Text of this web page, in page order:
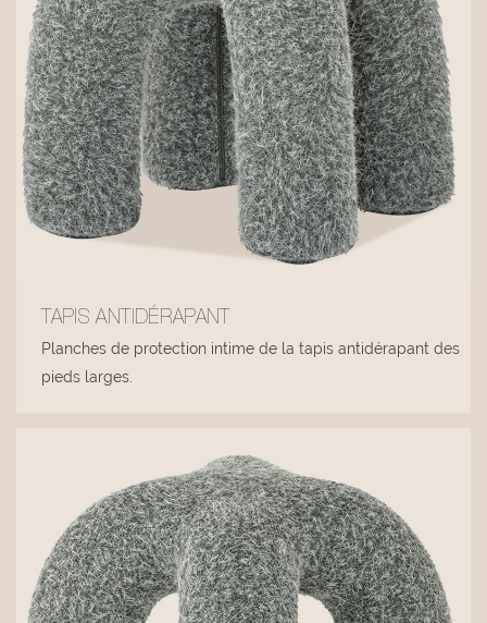
TAPIS ANTIDÉRAPANT
Planches de protection intime de la tapis antidérapant des
pieds larges.